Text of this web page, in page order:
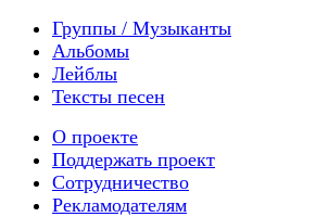
Группы / Музыканты
Альбомы
Лейблы
Тексты песен
О проекте
Поддержать проект
Сотрудничество
Рекламодателям